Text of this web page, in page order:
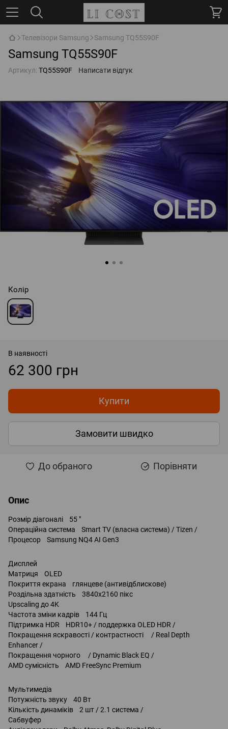
Телевізори Samsung Samsung TQ55S90F
Samsung TQ55S90F
Артикул: TQ55S90F Написати відгук
Колір
В наявності
62 300 грн
Купити
Замовити швидко
До обраного Порівняти
Опис
Розмір діагоналі 55 "
Операційна система Smart TV (власна система) / Tizen /
Процесор Samsung NQ4 AI Gen3
Дисплей
Матриця OLED
Покриття екрана глянцеве (антивідблискове)
Роздільна здатність 3840x2160 пікс
Upscaling до 4K
Частота зміни кадрів 144 Гц
Підтримка HDR HDR10+ / поддержка OLED HDR /
Покращення яскравості / контрастності / Real Depth
Enhancer /
Покращення чорного / Dynamic Black EQ /
AMD сумісність AMD FreeSync Premium
Мультимедіа
Потужність звуку 40 Вт
Кількість динаміків 2 шт / 2.1 система /
Сабвуфер